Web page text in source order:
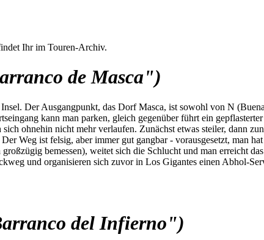
Ihr im Touren-Archiv.
de Masca")
Der Ausgangpunkt, das Dorf Masca, ist sowohl von N
kann man parken, gleich gegenüber führt ein
ohnehin nicht mehr verlaufen. Zunächst etwas steiler, dann
Weg ist felsig, aber immer gut gangbar - vorausgesetzt, man
bemessen), weitet sich die Schlucht und man erreicht
und organisieren sich zuvor in Los Gigantes einen Abhol-
del Infierno")